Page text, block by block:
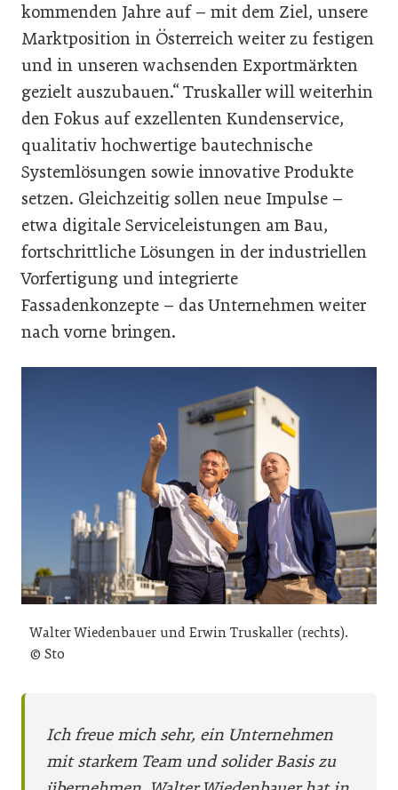
kommenden Jahre auf – mit dem Ziel, unsere
Marktposition in Österreich weiter zu festigen
und in unseren wachsenden Exportmärkten
gezielt auszubauen.“ Truskaller will weiterhin
den Fokus auf exzellenten Kundenservice,
qualitativ hochwertige bautechnische
Systemlösungen sowie innovative Produkte
setzen. Gleichzeitig sollen neue Impulse –
etwa digitale Serviceleistungen am Bau,
fortschrittliche Lösungen in der industriellen
Vorfertigung und integrierte
Fassadenkonzepte – das Unternehmen weiter
nach vorne bringen.
Walter Wiedenbauer und Erwin Truskaller (rechts).
© Sto
Ich freue mich sehr, ein Unternehmen
mit starkem Team und solider Basis zu